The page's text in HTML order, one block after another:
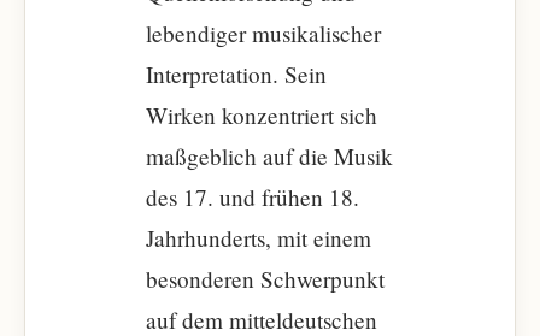
lebendiger musikalischer
Interpretation. Sein
Wirken konzentriert sich
maßgeblich auf die Musik
des 17. und frühen 18.
Jahrhunderts, mit einem
besonderen Schwerpunkt
auf dem mitteldeutschen